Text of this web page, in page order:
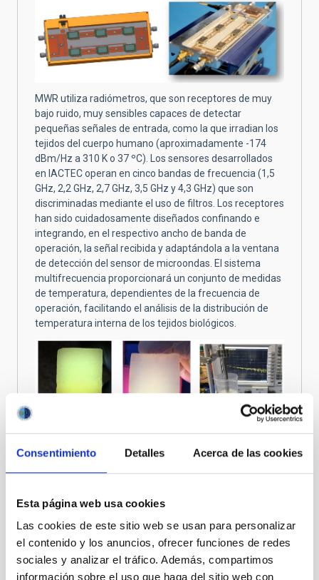
Consentimiento Detalles Acerca de las cookies
Esta página web usa cookies
Las cookies de este sitio web se usan para personalizar
el contenido y los anuncios, ofrecer funciones de redes
sociales y analizar el tráfico. Además, compartimos
información sobre el uso que haga del sitio web con
MWR utiliza radiómetros, que son receptores de muy
bajo ruido, muy sensibles capaces de detectar
pequeñas señales de entrada, como la que irradian los
tejidos del cuerpo humano (aproximadamente -174
dBm/Hz a 310 K o 37 ºC). Los sensores desarrollados
en IACTEC operan en cinco bandas de frecuencia (1,5
GHz, 2,2 GHz, 2,7 GHz, 3,5 GHz y 4,3 GHz) que son
discriminadas mediante el uso de filtros. Los receptores
han sido cuidadosamente diseñados confinando e
integrando, en el respectivo ancho de banda de
operación, la señal recibida y adaptándola a la ventana
de detección del sensor de microondas. El sistema
multifrecuencia proporcionará un conjunto de medidas
de temperatura, dependientes de la frecuencia de
operación, facilitando el análisis de la distribución de
temperatura interna de los tejidos biológicos.
de la energía de microondas en el interior de los tejidos
biológicos. Estos componentes se denominan
fantomas y simulan con precisión las propiedades
utilizando materiales comunes en concentraciones